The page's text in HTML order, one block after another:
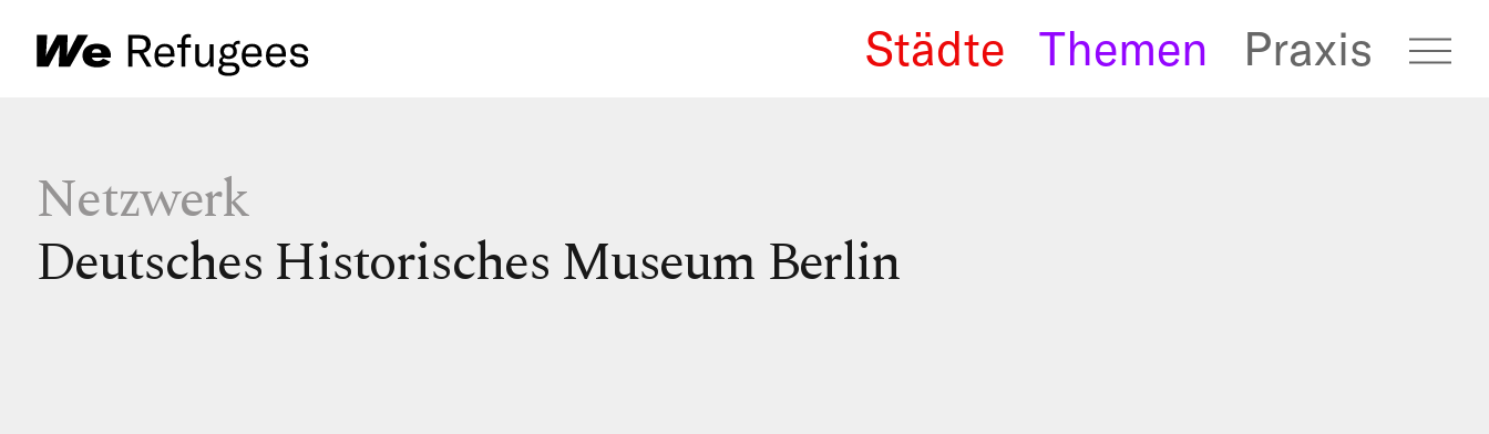
We Refugees Archive
Städte Themen Praxis
Netzwerk
Deutsches Historisches Museum Berlin